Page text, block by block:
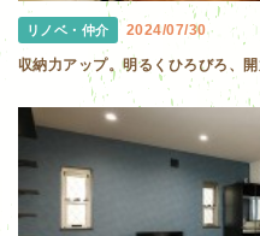
リノベ・仲介 2024/07/30
収納力アップ。明るくひろびろ、開